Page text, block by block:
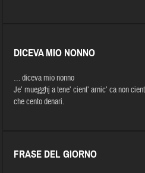
DICEVA MIO NONNO
… diceva mio nonno
Je’ muegghj a tene’ cient’ arnic’ ca non
che cento denari.
FRASE DEL GIORNO